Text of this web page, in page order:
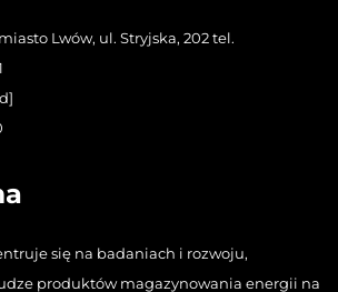
Lwów, ul. Stryjska, 202 tel.
się na badaniach i rozwoju,
produktów magazynowania energii na